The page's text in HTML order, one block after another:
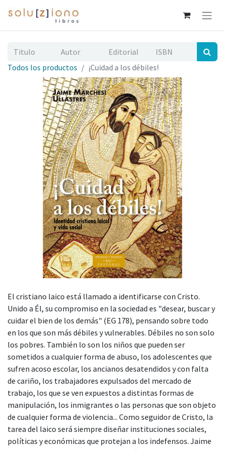
Todos los productos ¡Cuidad a los débiles!
El cristiano laico está llamado a identificarse con Cristo.
Unido a Él, su compromiso en la sociedad es "desear, buscar y
cuidar el bien de los demás" (EG 178), pensando sobre todo
en los que son más débiles y vulnerables. Débiles no son solo
los pobres. También lo son los niños que pueden ser
sometidos a cualquier forma de abuso, los adolescentes que
sufren acoso escolar, los ancianos desatendidos y con falta
de cariño, los trabajadores expulsados del mercado de
trabajo, los que se ven expuestos a distintas formas de
manipulación, los inmigrantes o las personas que son objeto
de cualquier forma de violencia... Como seguidor de Cristo, la
tarea del laico será siempre diseñar instituciones sociales,
políticas y económicas que protejan a los indefensos. Jaime